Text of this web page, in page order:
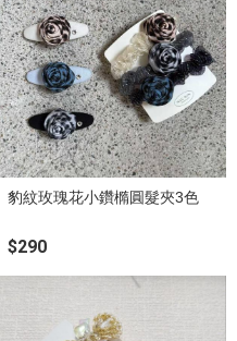
豹紋玫瑰花小鑽橢圓髮夾3色
$290